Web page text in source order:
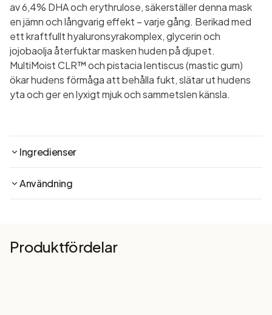
av 6,4% DHA och erythrulose, säkerställer denna mask
en jämn och långvarig effekt – varje gång. Berikad med
ett kraftfullt hyaluronsyrakomplex, glycerin och
jojobaolja återfuktar masken huden på djupet.
MultiMoist CLR™ och pistacia lentiscus (mastic gum)
ökar hudens förmåga att behålla fukt, slätar ut hudens
yta och ger en lyxigt mjuk och sammetslen känsla.
Ingredienser
Användning
Produktfördelar